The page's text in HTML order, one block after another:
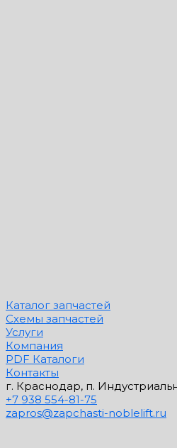
Каталог запчастей
Схемы запчастей
Услуги
Компания
PDF Каталоги
Контакты
г. Краснодар, п.
+7 938 554-81-75
zapros@zapchasti-noblelift.ru